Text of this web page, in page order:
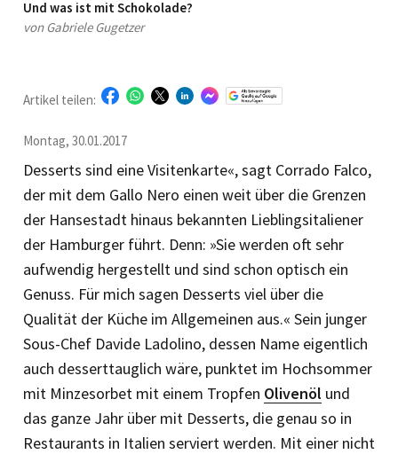
Und was ist mit Schoko­lade?
von Gabriele Gugetzer
Montag, 30.01.2017
Artikel teilen:
Desserts sind eine Visitenkarte«, sagt Corrado Falco,
der mit dem Gallo Nero einen weit über die Grenzen
der Hansestadt hinaus bekannten Lieblingsitaliener
der Hamburger führt. Denn: »Sie werden oft sehr
aufwendig hergestellt und sind schon optisch ein
Genuss. Für mich sagen Desserts viel über die
Qualität der Küche im Allgemeinen aus.« Sein junger
Sous-Chef Davide Ladolino, dessen Name eigentlich
auch desserttauglich wäre, punktet im Hochsommer
mit Minze­sorbet mit einem Tropfen Olivenöl und
das ganze Jahr über mit Desserts, die genau so in
Restaurants in Italien serviert werden. Mit einer nicht